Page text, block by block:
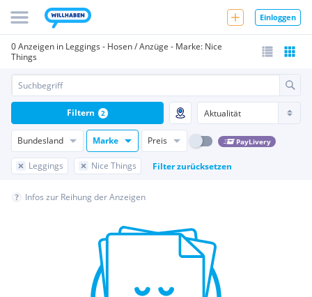
Einloggen
0 Anzeigen in Leggings - Hosen / Anzüge - Marke: Nice
Things
Bundesland Marke Preis PayLivery
Leggings Nice Things Filter zurücksetzen
Filtern 2
Infos zur Reihung der Anzeigen